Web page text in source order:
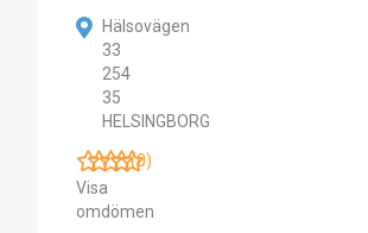
Hälsovägen
33
254
35
HELSINGBORG
(0)
Visa
omdömen